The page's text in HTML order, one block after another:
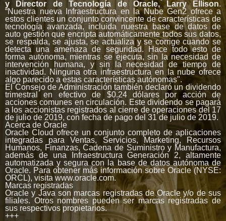
y Director de Tecnología de Oracle, Larry Ellison.
“Nuestra nueva Infraestructura en la Nube Gen2 ofrece a
estos clientes un conjunto convincente de características de
tecnología avanzada, incluida nuestra base de datos de
auto gestión que encripta automáticamente todos sus datos,
se respalda, se ajusta, se actualiza y se corrige cuando se
detecta una amenaza de seguridad. Hace todo esto de
forma autónoma, mientras se ejecuta, sin la necesidad de
intervención humana, y sin la necesidad de tiempo de
inactividad. Ninguna otra infraestructura en la nube ofrece
algo parecido a estas características autónomas".
El Consejo de Administración también declaró un dividendo
trimestral en efectivo de $0.24 dólares por acción de
acciones comunes en circulación. Este dividendo se pagará
a los accionistas registrados al cierre de operaciones del 17
de julio de 2019, con fecha de pago del 31 de julio de 2019.
Acerca de Oracle
Oracle Cloud ofrece un conjunto completo de aplicaciones
integradas para Ventas, Servicios, Marketing, Recursos
Humanos, Finanzas, Cadena de Suministro y Manufactura,
además de una Infraestructura Generación 2, altamente
automatizada y segura con la base de datos autónoma de
Oracle. Para obtener más información sobre Oracle (NYSE:
ORCL), visita www.oracle.com.
Marcas registradas
Oracle y Java son marcas registradas de Oracle y/o de sus
filiales. Otros nombres pueden ser marcas registradas de
sus respectivos propietarios.
+++